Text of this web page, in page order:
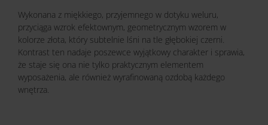
Wykonana z miękkiego, przyjemnego w dotyku weluru,
przyciąga wzrok efektownym, geometrycznym wzorem w
kolorze złota, który subtelnie lśni na tle głębokiej czerni.
Kontrast ten nadaje poszewce wyjątkowy charakter i sprawia,
że staje się ona nie tylko praktycznym elementem
wyposażenia, ale również wyrafinowaną ozdobą każdego
wnętrza.